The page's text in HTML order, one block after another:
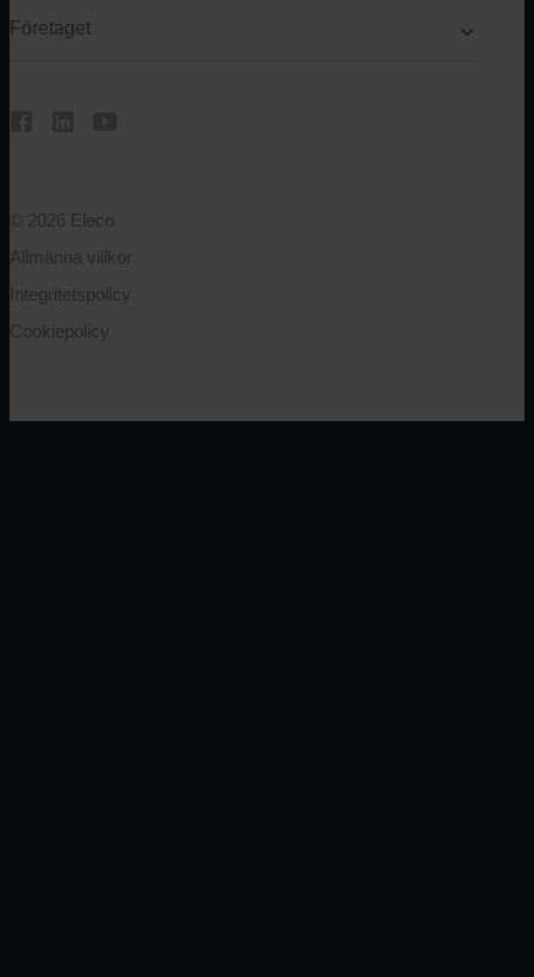
Företaget
© 2026 Eleco
Allmänna villkor
Integritetspolicy
Cookiepolicy